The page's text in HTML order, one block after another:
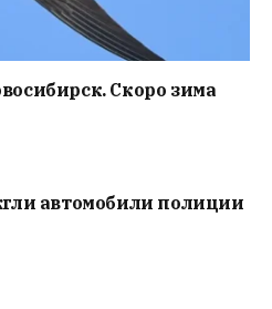
Скоро зима
автомобили полиции